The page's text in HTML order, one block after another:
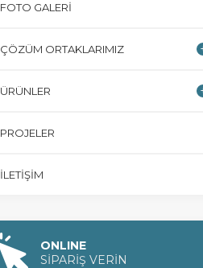
FOTO GALERI
ÇÖZÜM ORTAKLARIMIZ
ÜRÜNLER
PROJELER
İLETIŞIM
ONLINE
SİPARİŞ VERİN